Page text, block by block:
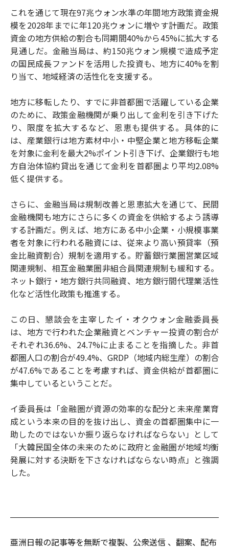
これを通じて現在97兆ウォン水準の年間地方政策資金規
模を2028年までに年120兆ウォンに増やす計画だ。政策
資金の地方供給の割合も同期間40%から45%に拡大する
見通しだ。金融当局は、約150兆ウォン規模で造成予定
の国民成長ファンドを活用した投資も、地方に40%を割
り当て、地域経済の活性化を支援する。
地方に移転したり、すでに非首都圏で活躍している企業
のために、政策金融機関が乗り出して金利を引き下げた
り、限度を拡大するなど、恩恵も提供する。具体的に
は、産業銀行は地方素材中小・中堅企業と地方移転企業
を対象に金利を最大2%ポイント引き下げ、企業銀行も地
方自治体協約貸出を通じて金利を首都圏より平均2.08%
低く提供する。
さらに、金融当局は規制改善と恩恵拡大を通じて、民間
金融機関も地方にさらに多くの資金を供給するよう誘導
する計画だ。例えば、地方にある中小企業・小規模事業
者を対象に行われる融資には、従来より高い預貸率（預
金比融資割合）規制を適用する。貯蓄銀行業圏営業区域
関連規制、相互金融業圏非組合員関連規制も緩和する。
ネット銀行・地方銀行共同融資、地方銀行間代理業活性
化など活性化政策も推進する。
この日、懇談会を主宰したイ・オクウォン金融委員長
は、地方で行われた企業融資とベンチャー投資の割合が
それぞれ36.6%、24.7%に止まることを指摘した。非首
都圏人口の割合が49.4%、GRDP（地域内総生産）の割合
が47.6%であることを考慮すれば、資金供給が首都圏に
集中しているということだ。
イ委員長は「金融圏が資源の効率的な配分と未来産業育
成という本来の目的を抜け出し、資金の首都圏集中に一
助したのではないか振り返らなければならない」として
「大韓民国全体の未来のために政府と金融圏が地域均衡
発展に対する決断を下さなければならない時点」と強調
した。
亜洲日報の記事等を無断で複製、公衆送信 、翻案、配布